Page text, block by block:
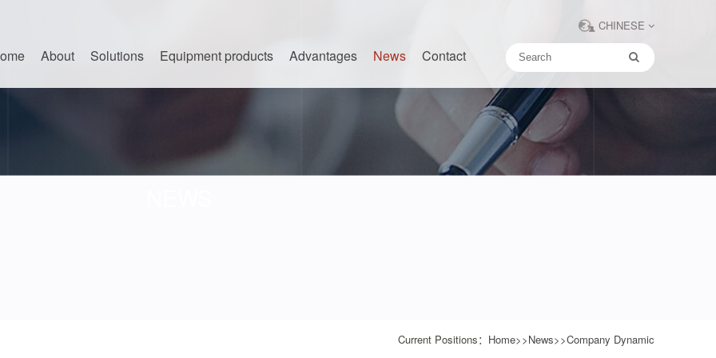
About Solutions Equipment products Advantages News Contact
CHINESE
Current Positions： Home>>News>>Company Dynamic